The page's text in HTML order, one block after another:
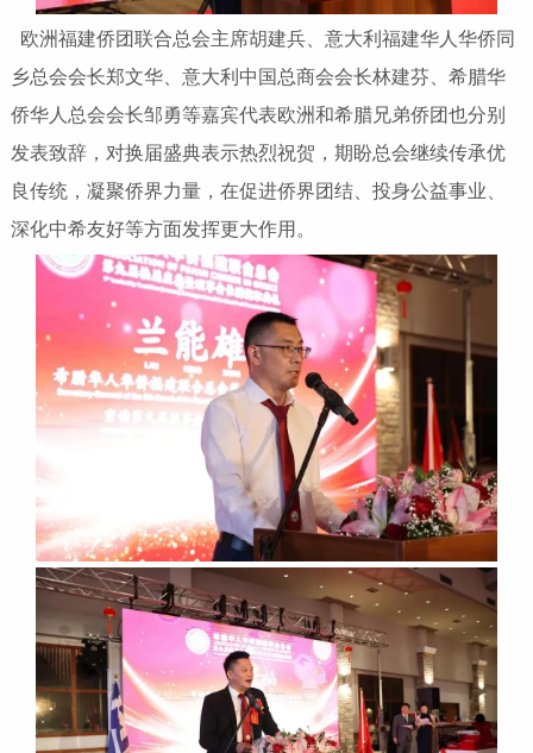
欧洲福建侨团联合总会主席胡建兵、意大利福建华人华侨同
乡总会会长郑文华、意大利中国总商会会长林建芬、希腊华
侨华人总会会长邹勇等嘉宾代表欧洲和希腊兄弟侨团也分别
发表致辞，对换届盛典表示热烈祝贺，期盼总会继续传承优
良传统，凝聚侨界力量，在促进侨界团结、投身公益事业、
深化中希友好等方面发挥更大作用。